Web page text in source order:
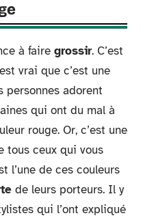
à faire grossir. C’est
vrai que c’est une
personnes adorent
qui ont du mal à
rouge. Or, c’est une
tous ceux qui vous
l’une de ces couleurs
de leurs porteurs. Il y
qui l’ont expliqué